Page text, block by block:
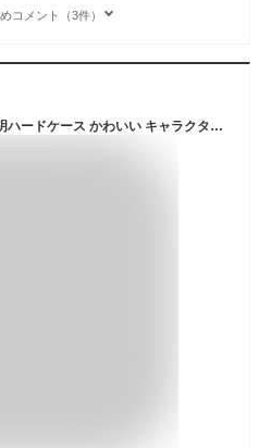
コメント（3件）
airPods1.2ケーススヌーピー 透明ハードケース かわいい キャラクター イヤホンケース 落下防止 キャラクタースヌーピー エアポッドケース